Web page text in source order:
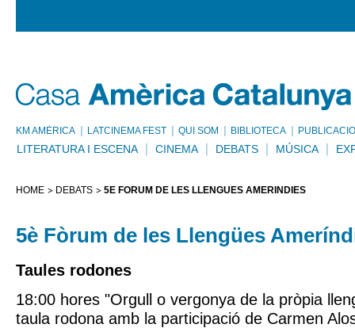
KM AMÈRICA LATCINEMA FEST QUI SOM BIBLIOTECA
LITERATURA I ESCENA CINEMA DEBATS MÚSICA
HOME DEBATS 5È FÒRUM DE LES LLENGÜES AMERÍNDIES
5è Fòrum de les Llengües
Taules rodones
18:00 hores "Orgull o vergonya de la pròpia
taula rodona amb la participació de Carmen